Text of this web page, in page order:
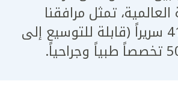
تمثل مرافقنا
المكونة من 411 سريراً (قابلة للتوسيع إلى